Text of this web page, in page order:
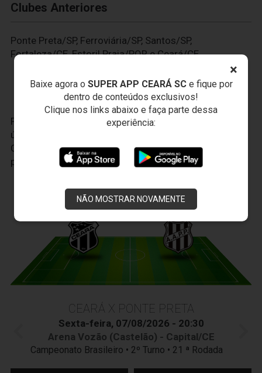
×
Baixe agora o SUPER APP CEARÁ SCe fique por
dentro de conteúdos exclusivos!
Clique nos links abaixo e faça parte dessa
experiência:
NÃO MOSTRAR NOVAMENTE
Clubes Anteriores
Ponte Preta/SP, Ferroviária/SP, Santos/SP,
Fortaleza/CE, Estoril Praia/POR e Ceará/CE.
Faça seu cadastro noVozaoID.com
única para todo o universo do Ceará Sporting Club.
Com ela, você terá uma experiência cada vez mais
personalizada.
JOGOS DOVOZÃO
CEARÁ X PONTE PRETA
Sexta-feira, 07/08/2026 - 20:30
Arena Vozão (Castelão) - Capital/CE
Campeonato Brasileiro • 2º Turno • 21 ª Rodada